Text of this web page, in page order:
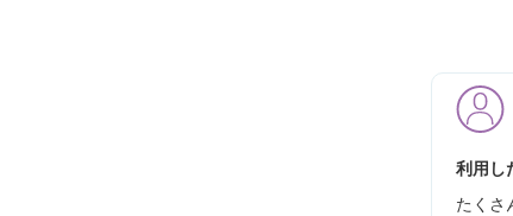
利用し
たくさ